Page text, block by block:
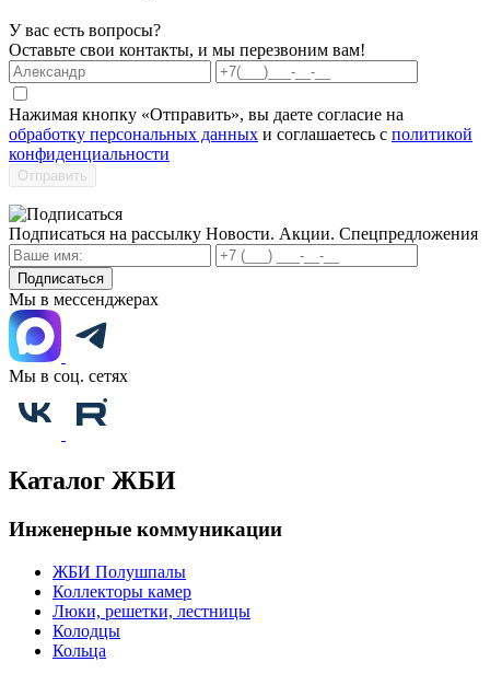
У вас есть вопросы?
Оставьте свои контакты, и мы перезвоним вам!
Нажимая кнопку «Отправить», вы даете согласие на
обработку персональных данных и соглашаетесь с политикой
конфиденциальности
Отправить
Подписаться на рассылку Новости. Акции. Спецпредложения
Подписаться
Мы в мессенджерах
Мы в соц. сетях
Каталог ЖБИ
Инженерные коммуникации
ЖБИ Полушпалы
Коллекторы камер
Люки, решетки, лестницы
Колодцы
Кольца